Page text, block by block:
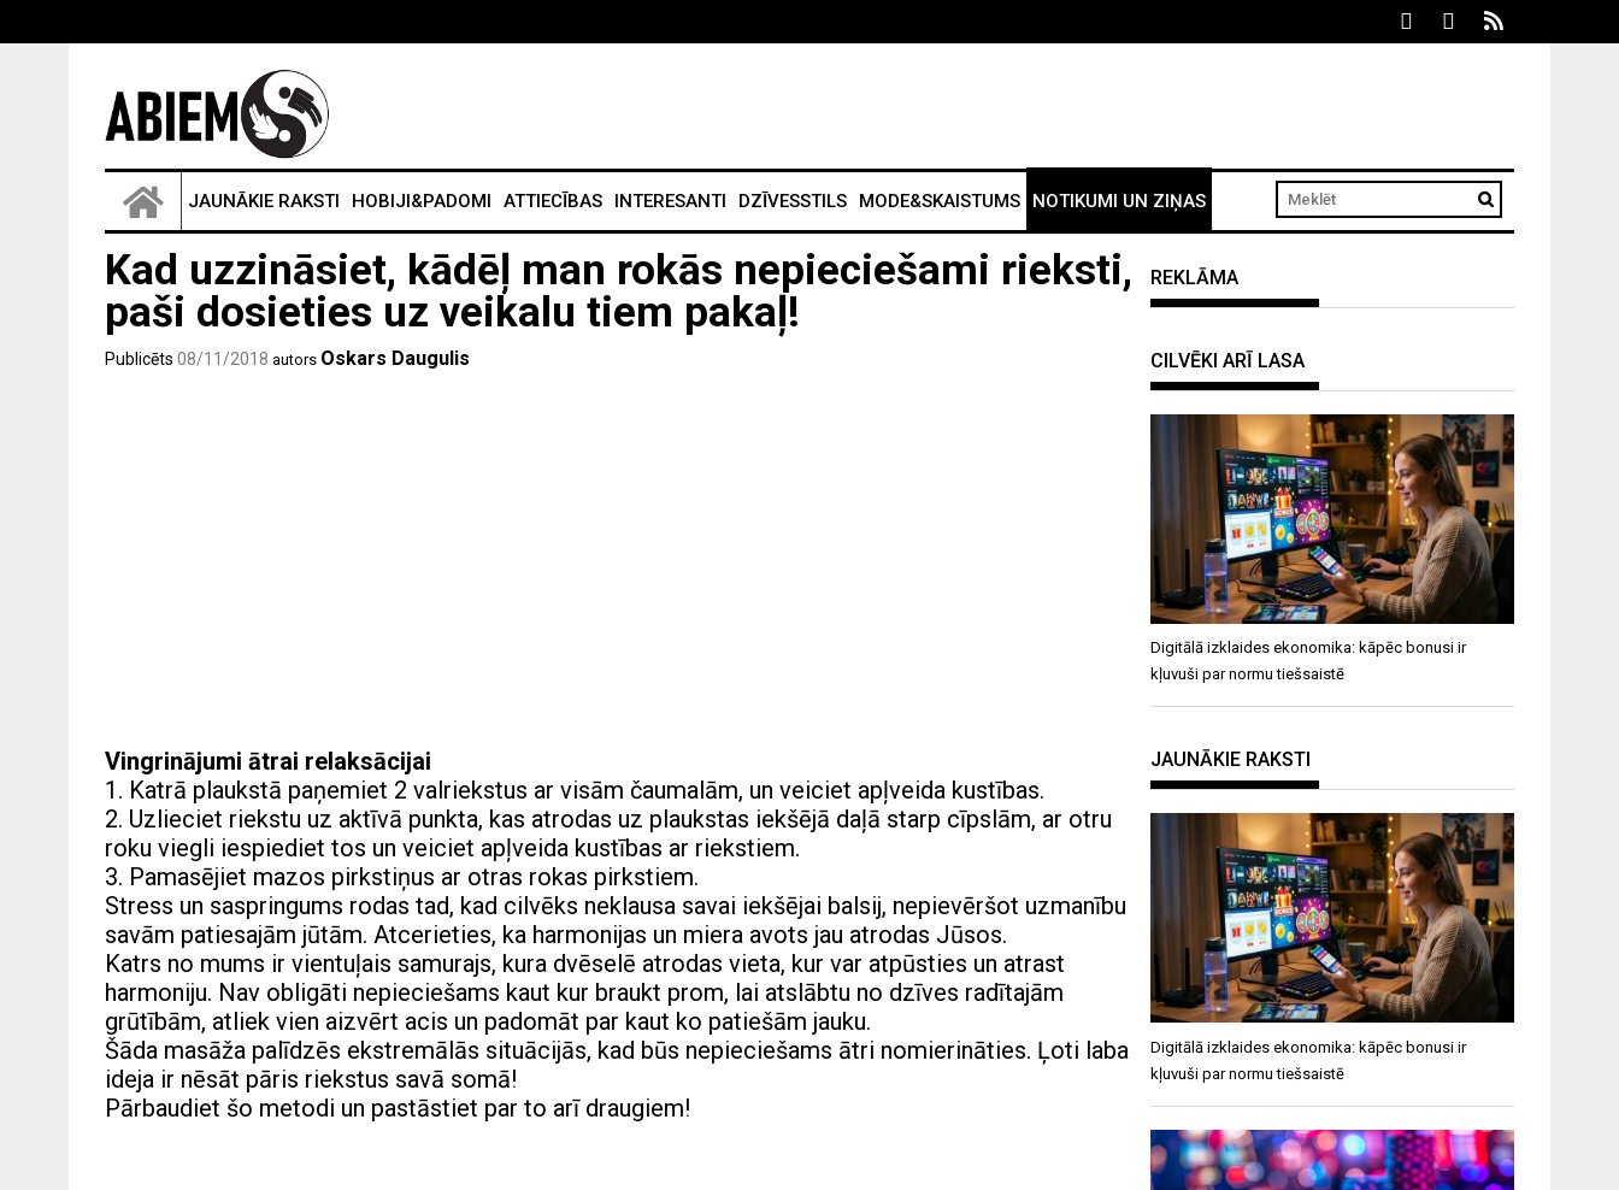
JAUNĀKIE RAKSTI HOBIJI&PADOMI ATTIECĪBAS INTERESANTI DZĪVESSTILS MODE&SKAISTUMS NOTIKUMI UN ZIŅAS
Kad uzzināsiet, kādēļ man rokās nepieciešami rieksti,
paši dosieties uz veikalu tiem pakaļ!
Publicēts 08/11/2018 autors Oskars Daugulis
Vingrinājumi ātrai relaksācijai
1. Katrā plaukstā paņemiet 2 valriekstus ar visām čaumalām, un veiciet apļveida kustības.
2. Uzlieciet riekstu uz aktīvā punkta, kas atrodas uz plaukstas iekšējā daļā starp cīpslām, ar otru
roku viegli iespiediet tos un veiciet apļveida kustības ar riekstiem.
3. Pamasējiet mazos pirkstiņus ar otras rokas pirkstiem.
Stress un saspringums rodas tad, kad cilvēks neklausa savai iekšējai balsij, nepievēršot uzmanību
savām patiesajām jūtām. Atcerieties, ka harmonijas un miera avots jau atrodas Jūsos.
Katrs no mums ir vientuļais samurajs, kura dvēselē atrodas vieta, kur var atpūsties un atrast
harmoniju. Nav obligāti nepieciešams kaut kur braukt prom, lai atslābtu no dzīves radītajām
grūtībām, atliek vien aizvērt acis un padomāt par kaut ko patiešām jauku.
Šāda masāža palīdzēs ekstremālās situācijās, kad būs nepieciešams ātri nomierināties. Ļoti laba
ideja ir nēsāt pāris riekstus savā somā!
Pārbaudiet šo metodi un pastāstiet par to arī draugiem!
REKLĀMA
CILVĒKI ARĪ LASA
Digitālā izklaides ekonomika: kāpēc bonusi ir
kļuvuši par normu tiešsaistē
JAUNĀKIE RAKSTI
Digitālā izklaides ekonomika: kāpēc bonusi ir
kļuvuši par normu tiešsaistē